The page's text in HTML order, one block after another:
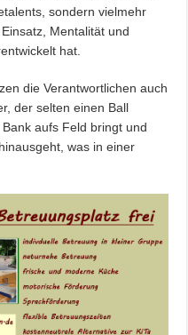
sondern vielmehr
Mentalität und
hat.
die Verantwortlichen auch
der selten einen Ball
aufs Feld bringt und
was in einer